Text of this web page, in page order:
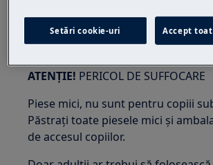
ATENȚIE! PERICOL DE SUFFOCARE
Piese mici, nu sunt pentru copiii
Păstrați toate piesele mici și
de accesul copiilor.
Setări cookie-uri Accept